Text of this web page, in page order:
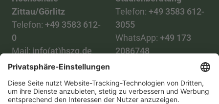
Zittau/Görlitz
Telefon: +49 3583 612-
0
Mail: info(at)hszg.de
Telefon: +49 3583 612-
3055
WhatsApp: +49 173
2086748